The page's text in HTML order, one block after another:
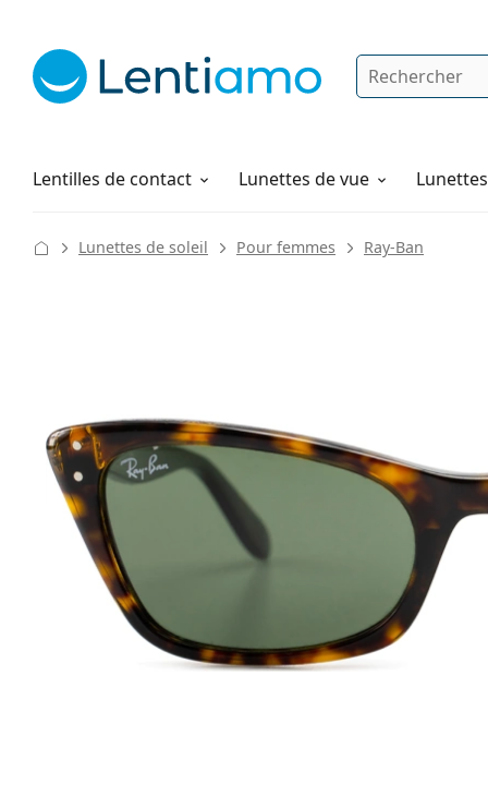
Rechercher
Lentilles de contact
Solutions Lunettes de vue
Comment commander
Lunettes de soleil Pour femmes Ray-Ban
131 mm
Largeur des verres
34 mm
Largeur des verres
52 mm
Largeur des verres
Largeur
des verres